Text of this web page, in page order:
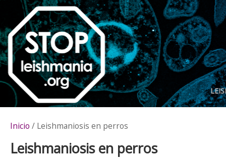
Inicio / Leishmaniosis en perros
Leishmaniosis en perros